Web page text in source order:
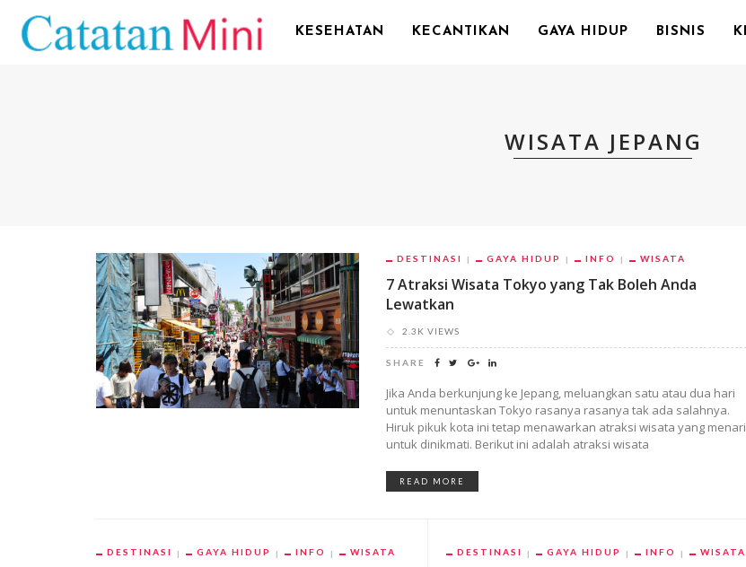
KESEHATAN KECANTIKAN GAYA HIDUP BISNIS
WISATA JEPANG
DESTINASI GAYA HIDUP INFO WISATA
7 Atraksi Wisata Tokyo yang Tak Boleh Anda
Lewatkan
2.3K VIEWS
SHARE
Jika Anda berkunjung ke Jepang, meluangkan satu atau dua hari
untuk menuntaskan Tokyo rasanya rasanya tak ada salahnya.
Hiruk pikuk kota ini tetap menawarkan atraksi wisata yang
untuk dinikmati. Berikut ini adalah atraksi wisata
READ MORE
DESTINASI GAYA HIDUP INFO WISATA DESTINASI GAYA HIDUP INFO WISATA